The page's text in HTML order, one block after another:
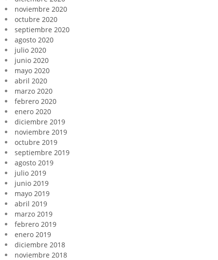
noviembre 2020
octubre 2020
septiembre 2020
agosto 2020
julio 2020
junio 2020
mayo 2020
abril 2020
marzo 2020
febrero 2020
enero 2020
diciembre 2019
noviembre 2019
octubre 2019
septiembre 2019
agosto 2019
julio 2019
junio 2019
mayo 2019
abril 2019
marzo 2019
febrero 2019
enero 2019
diciembre 2018
noviembre 2018